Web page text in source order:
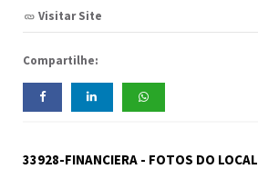
Visitar Site
Compartilhe:
33928-FINANCIERA - FOTOS DO LOCAL